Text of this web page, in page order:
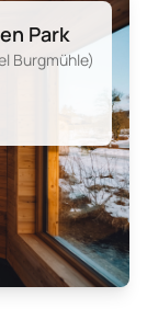
Park
Burgmühle)